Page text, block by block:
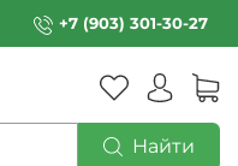
+7 (903) 301-30-27
Найти